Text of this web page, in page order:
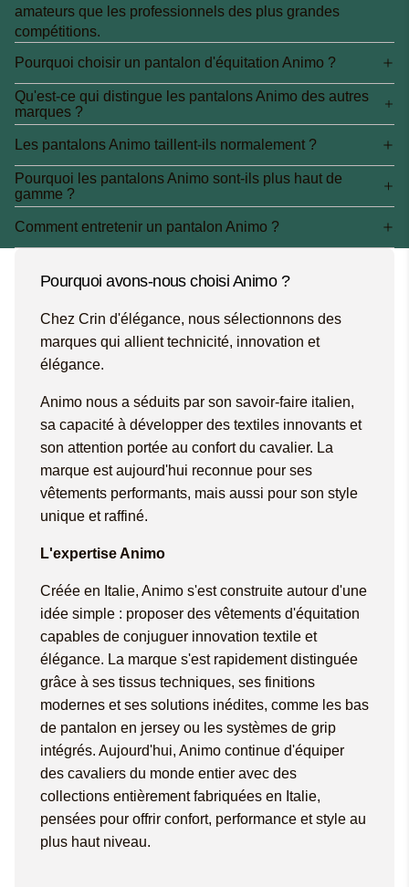
amateurs que les professionnels des plus grandes
compétitions.
Pourquoi choisir un pantalon d'équitation Animo ?
Qu'est-ce qui distingue les pantalons Animo des autres
marques ?
Les pantalons Animo taillent-ils normalement ?
Pourquoi les pantalons Animo sont-ils plus haut de
gamme ?
Comment entretenir un pantalon Animo ?
Pourquoi avons-nous choisi Animo ?
Chez Crin d'élégance, nous sélectionnons des
marques qui allient technicité, innovation et
élégance.
Animo nous a séduits par son savoir-faire italien,
sa capacité à développer des textiles innovants et
son attention portée au confort du cavalier. La
marque est aujourd'hui reconnue pour ses
vêtements performants, mais aussi pour son style
unique et raffiné.
L'expertise Animo
Créée en Italie, Animo s'est construite autour d'une
idée simple : proposer des vêtements d'équitation
capables de conjuguer innovation textile et
élégance. La marque s'est rapidement distinguée
grâce à ses tissus techniques, ses finitions
modernes et ses solutions inédites, comme les bas
de pantalon en jersey ou les systèmes de grip
intégrés. Aujourd'hui, Animo continue d'équiper
des cavaliers du monde entier avec des
collections entièrement fabriquées en Italie,
pensées pour offrir confort, performance et style au
plus haut niveau.